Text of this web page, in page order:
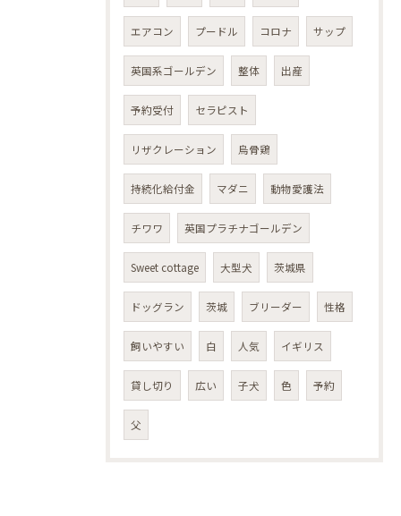
エアコン プードル コロナ サップ
英国系ゴールデン 整体 出産
予約受付 セラピスト
リザクレーション 烏骨鶏
持続化給付金 マダニ 動物愛護法
チワワ 英国プラチナゴールデン
Sweet cottage 大型犬 茨城県
ドッグラン 茨城 ブリーダー 性格
飼いやすい 白 人気 イギリス
貸し切り 広い 子犬 色 予約
父